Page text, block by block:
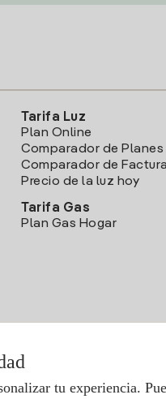
Tarifa Luz
Plan Online
Comparador de Planes
Comparador de
Precio de la luz hoy
Tarifa Gas
Plan Gas Hogar
tu experiencia.